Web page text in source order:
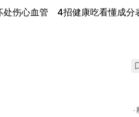
处伤心血管 4招健康吃看懂成分